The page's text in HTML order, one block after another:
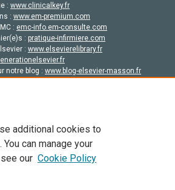
: www.clinicalkey.fr
: www.em-premium.com
: emc-info.em-consulte.com
: pratique-infirmiere.com
: www.elsevierelibrary.fr
notre blog : www.blog-elsevier-masson.fr
ses contributeurs. Tout les droits sont réservés,
en libre accès, les conditions de licence
additional cookies to
can manage your
our Cookie Policy